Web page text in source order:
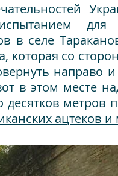
для
в селе
которая со
направо и
в этом месте
метров
ацтеков